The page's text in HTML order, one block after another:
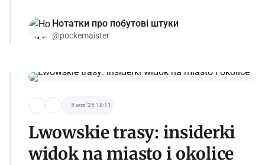
Нотатки про побутові штуки
@pockemaister
5 wrz '25 18:11
Lwowskie trasy: insiderki
widok na miasto i okolice